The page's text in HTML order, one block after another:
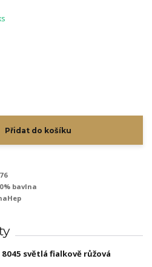
Přidat do košíku
bavlna
světlá fialkově růžová